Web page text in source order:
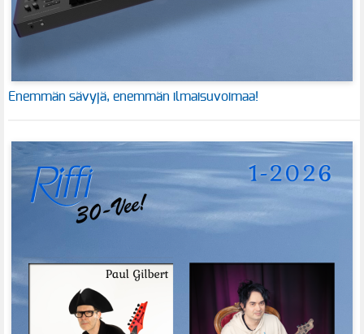
Enemmän sävyjä, enemmän ilmaisuvoimaa!